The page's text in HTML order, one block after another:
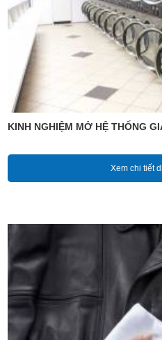
KINH NGHIỆM MỞ HỆ THỐNG
Xem chi tiết